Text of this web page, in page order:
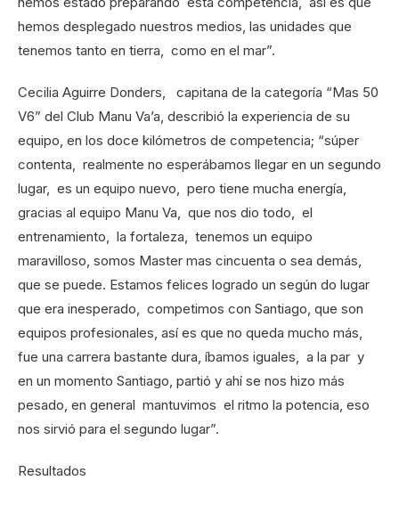
hemos desplegado nuestros medios, las unidades que
tenemos tanto en tierra, como en el mar”.
Cecilia Aguirre Donders, capitana de la categoría “Mas 50
V6” del Club Manu Va’a, describió la experiencia de su
equipo, en los doce kilómetros de competencia; “súper
contenta, realmente no esperábamos llegar en un segundo
lugar, es un equipo nuevo, pero tiene mucha energía,
gracias al equipo Manu Va, que nos dio todo, el
entrenamiento, la fortaleza, tenemos un equipo
maravilloso, somos Master mas cincuenta o sea demás,
que se puede. Estamos felices logrado un según do lugar
que era inesperado, competimos con Santiago, que son
equipos profesionales, así es que no queda mucho más,
fue una carrera bastante dura, íbamos iguales, a la par y
en un momento Santiago, partió y ahí se nos hizo más
pesado, en general mantuvimos el ritmo la potencia, eso
nos sirvió para el segundo lugar”.
Resultados